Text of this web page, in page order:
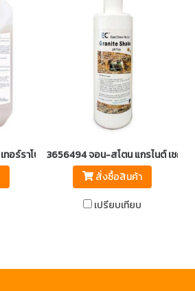
อร์ราโนว่า3656494 จอน-สโตน แกรไนต์ เชค
สั่งซื้อสินค้า
เปรียบเทียบ